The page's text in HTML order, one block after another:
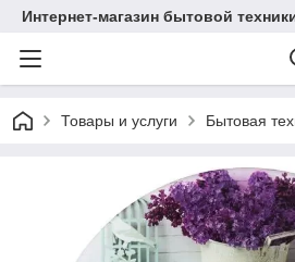
Интернет-магазин бытовой
Товары и услуги Бытовая